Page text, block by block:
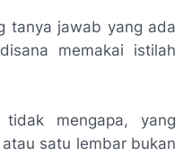
tanya jawab yang ada
memakai istilah
mengapa, yang
satu lembar bukan